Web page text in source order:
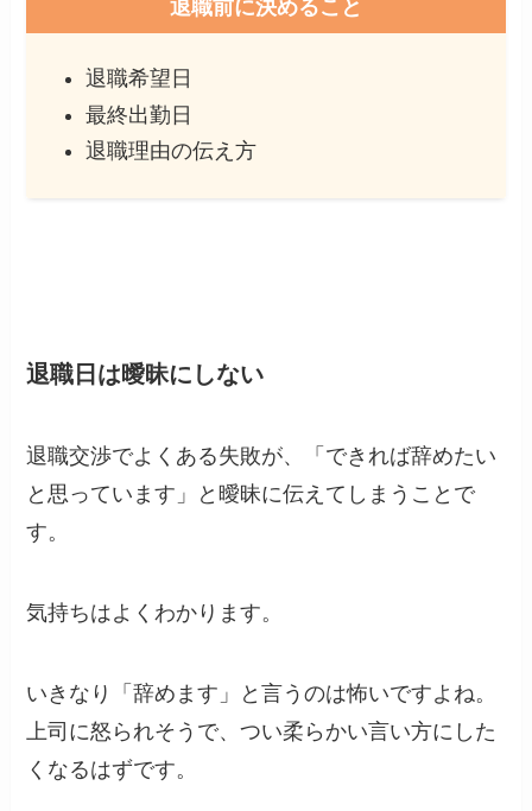
退職前に決めること
退職希望日
最終出勤日
退職理由の伝え方
退職日は曖昧にしない
退職交渉でよくある失敗が、「できれば辞めたい
と思っています」と曖昧に伝えてしまうことで
す。
気持ちはよくわかります。
いきなり「辞めます」と言うのは怖いですよね。
上司に怒られそうで、つい柔らかい言い方にした
くなるはずです。